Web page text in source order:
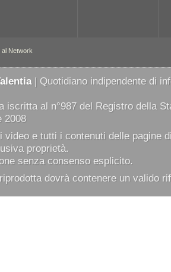
| Quotidiano indipendente di
iscritta al n°987 del Registro della
2008
video e tutti i contenuti delle pagine
proprietà.
senza consenso esplicito.
dovrà contenere un valido